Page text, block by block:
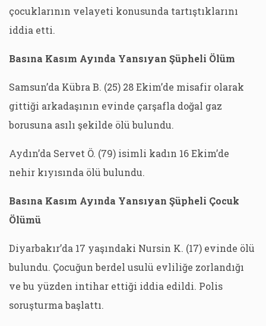
çocuklarının velayeti konusunda tartıştıklarını
iddia etti.
Basına Kasım Ayında Yansıyan Şüpheli Ölüm
Samsun’da Kübra B. (25) 28 Ekim’de misafir olarak
gittiği arkadaşının evinde çarşafla doğal gaz
borusuna asılı şekilde ölü bulundu.
Aydın’da Servet Ö. (79) isimli kadın 16 Ekim’de
nehir kıyısında ölü bulundu.
Basına Kasım Ayında Yansıyan Şüpheli Çocuk
Ölümü
Diyarbakır’da 17 yaşındaki Nursin K. (17) evinde ölü
bulundu. Çocuğun berdel usulü evliliğe zorlandığı
ve bu yüzden intihar ettiği iddia edildi. Polis
soruşturma başlattı.